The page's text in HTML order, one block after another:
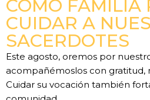
COMO FAMILIA
CUIDAR A
SACERDOTES
Este agosto, oremos por
acompañémoslos con gratitud,
Cuidar su vocación también